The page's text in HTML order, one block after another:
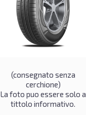
(consegnato senza
cerchione)
La foto puo essere solo a
tittolo informativo.